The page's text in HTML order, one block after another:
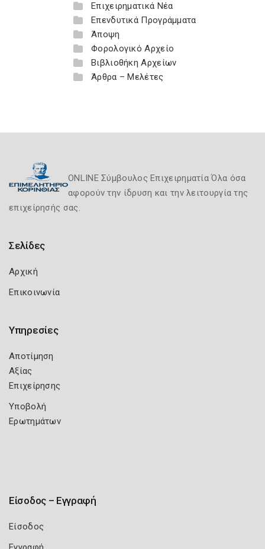
Επιχειρηματικά Νέα
Επενδυτικά Προγράμματα
Άποψη
Φορολογικό Αρχείο
Βιβλιοθήκη Αρχείων
Άρθρα – Μελέτες
ONLINE Σύμβουλος Επιχειρηματία Όλα όσα
αφορούν την ίδρυση και την λειτουργία της
επιχείρησής σας.
Σελίδες
Αρχική
Επικοινωνία
Υπηρεσίες
Αποτίμηση
Αξίας
Επιχείρησης
Υποβολή
Ερωτημάτων
Είσοδος – Εγγραφή
Είσοδος